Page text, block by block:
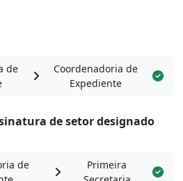
de
Coordenadoria de
Expediente
de setor designado
de
Primeira